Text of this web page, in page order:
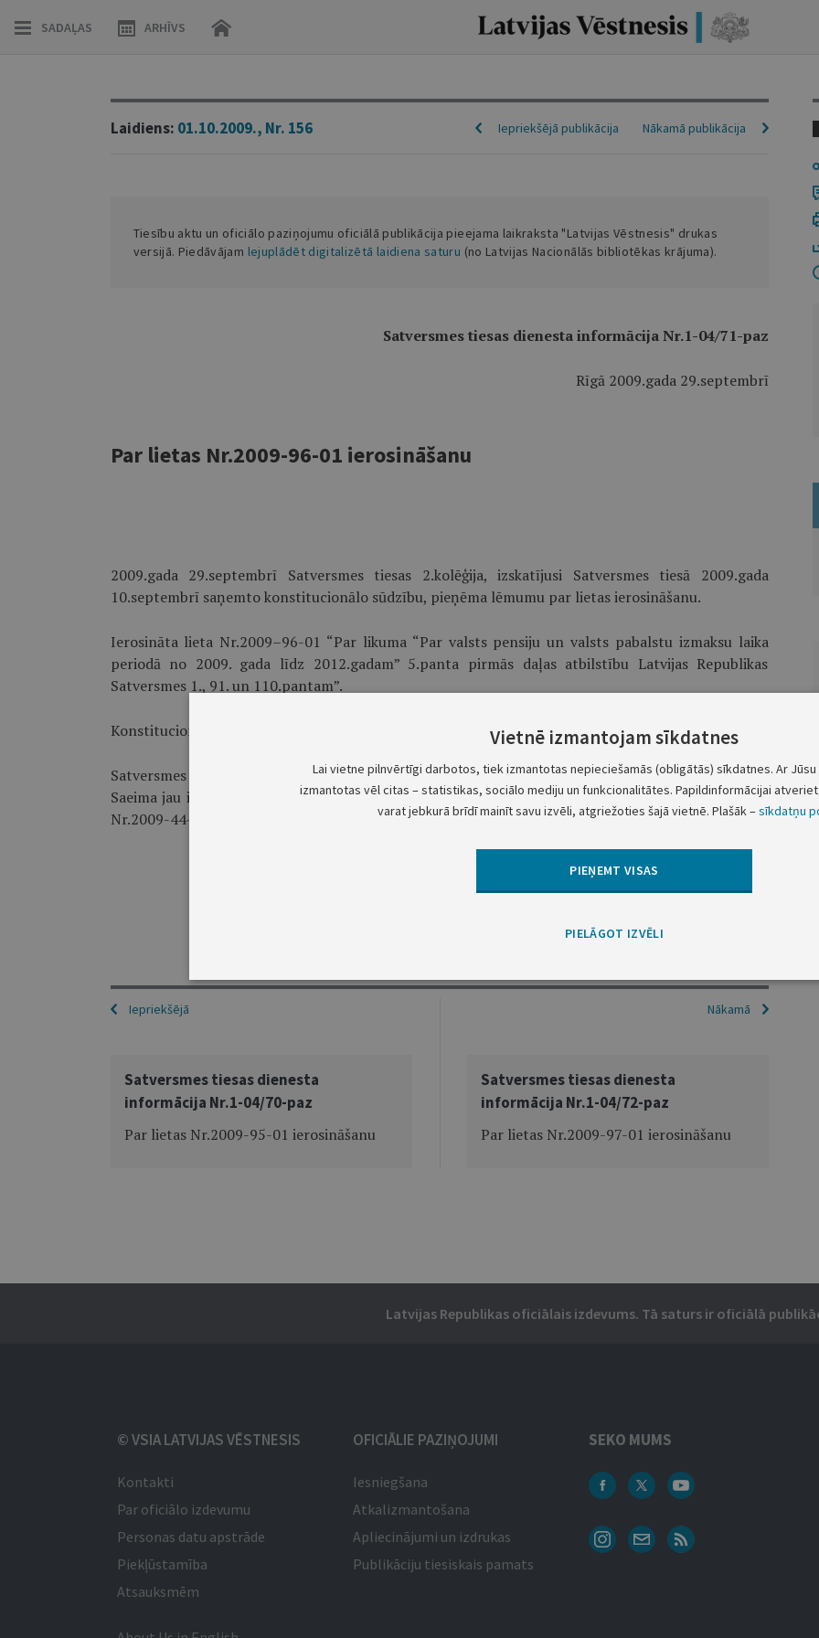
SADAĻAS ARHĪVS
Laidiens: 01.10.2009., Nr. 156 Nākamā publikācija
Iepriekšējā publikācija
Tiesību aktu un oficiālo paziņojumu oficiālā publikācija pieejama laikraksta "Latvijas Vēstnesis" drukas
versijā. Piedāvājam lejuplādēt digitalizētā laidiena saturu (no Latvijas Nacionālās bibliotēkas krājuma).
Satversmes tiesas dienesta informācija Nr.1-04/71-paz
Rīgā 2009.gada 29.septembrī
Par lietas Nr.2009-96-01 ierosināšanu
2009.gada 29.septembrī Satversmes tiesas 2.kolēģija, izskatījusi Satversmes tiesā 2009.gada
10.septembrī saņemto konstitucionālo sūdzību, pieņēma lēmumu par lietas ierosināšanu.
Ierosināta lieta Nr.2009–96-01 “Par likuma “Par valsts pensiju un valsts pabalstu izmaksu laika
periodā no 2009. gada līdz 2012.gadam” 5.panta pirmās daļas atbilstību Latvijas Republikas
Satversmes 1., 91. un 110.pantam”.
Konstitucionālo sūdzību iesniedza Ivars Šulcs.
Satversmes tiesas 2.kolēģija nolēma, ka aicināt Saeimu iesniegt atbildes rakstu nav nepieciešams, jo
Saeima jau ir iesniegusi divus atbildes rakstus par tādu pašu prasījumu lietās, kas apvienotas lietā
Nr.2009-44-01.
Iepriekšējā Nākamā
Satversmes tiesas dienesta
informācija Nr.1-04/70-paz
Par lietas Nr.2009-95-01 ierosināšanu
Satversmes tiesas dienesta
informācija Nr.1-04/72-paz
Par lietas Nr.2009-97-01 ierosināšanu
Latvijas Republikas oficiālais izdevums. Tā saturs ir oficiālā
© VSIA LATVIJAS VĒSTNESIS
Kontakti
Par oficiālo izdevumu
Personas datu apstrāde
Piekļūstamība
Atsauksmēm
OFICIĀLIE PAZIŅOJUMI
Iesniegšana
Atkalizmantošana
Apliecinājumi un izdrukas
Publikāciju tiesiskais pamats
SEKO MUMS
Vietnē izmantojam sīkdatnes
Lai vietne pilnvērtīgi darbotos, tiek izmantotas nepieciešamās (obligātās) sīkdatnes. Ar
izmantotas vēl citas – statistikas, sociālo mediju un funkcionalitātes. Papildinformācijai
varat jebkurā brīdī mainīt savu izvēli, atgriežoties šajā vietnē. Plašāk –sīkdatņu
PIEŅEMT VISAS
PIELĀGOT IZVĒLI